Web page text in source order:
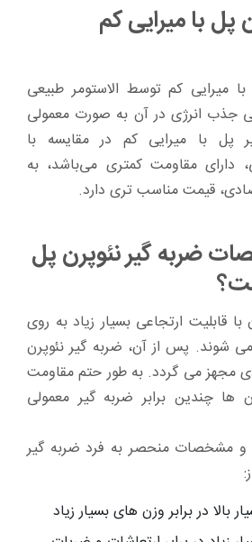
پل‌ با میرایی کم
میرایی کم توسط الاستومر طبیعی
جذب انرژی در آن به صورت معمولی
پل با میرایی کم در مقایسه با
دارای مقاومت کمتری می‌باشد، به
قیمت مناسب تری دارد.
ضربه گیر نئوپرن پل
با قابلیت ارتجاعی بسیار زیاد به روی
شوند. پس از آن، ضربه گیر نئوپرن
مجهز می گردد. به طور حتم مقاومت
ها چندین برابر ضربه گیر معمولی
و مشخصات منحصر به فرد ضربه گیر
بالا در برابر وزن های بسیار زیاد